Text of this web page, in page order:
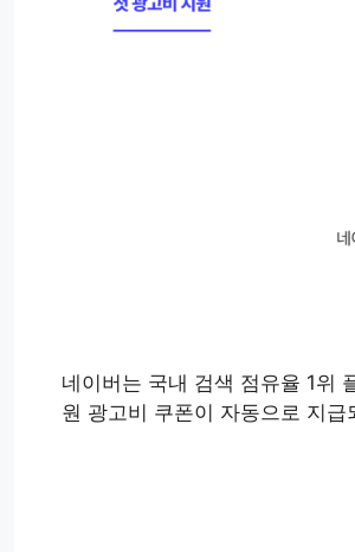
네이버는 국내 검색 점유율 1위
원 광고비 쿠폰이 자동으로 지